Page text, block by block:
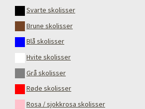
Svarte skolisser
Brune skolisser
Blå skolisser
Hvite skolisser
Grå skolisser
Røde skolisser
Rosa / sjokkrosa skolisser